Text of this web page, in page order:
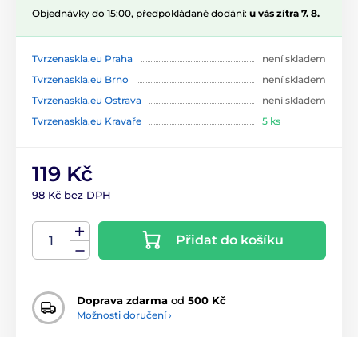
Objednávky do 15:00, předpokládané dodání: u vás zítra 7. 8.
Tvrzenaskla.eu Praha
není skladem
Tvrzenaskla.eu Brno
není skladem
Tvrzenaskla.eu Ostrava
není skladem
Tvrzenaskla.eu Kravaře
5 ks
119 Kč
98 Kč bez DPH
Přidat do košíku
Doprava zdarma od 500 Kč
Možnosti doručení ›